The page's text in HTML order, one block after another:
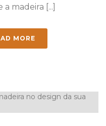
madeira [...]
MORE